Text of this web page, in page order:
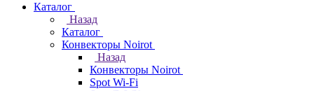
Каталог
Назад
Каталог
Конвекторы Noirot
Назад
Конвекторы Noirot
Spot Wi-Fi